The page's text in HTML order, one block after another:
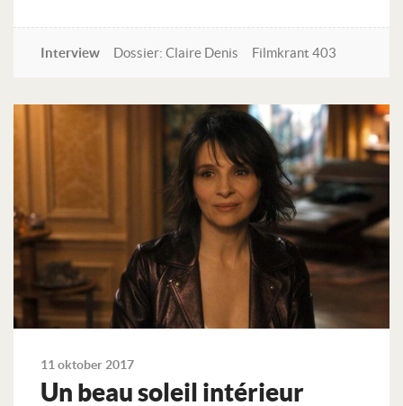
Interview Dossier: Claire Denis Filmkrant 403
Lees verder
11 oktober 2017
Un beau soleil intérieur